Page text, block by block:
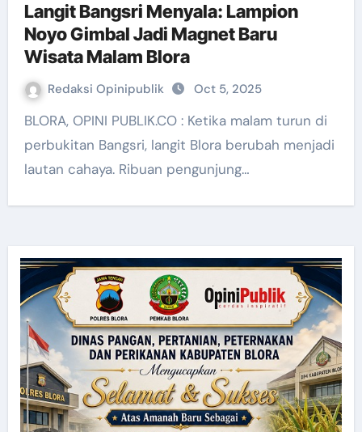
Langit Bangsri Menyala: Lampion
Noyo Gimbal Jadi Magnet Baru
Wisata Malam Blora
Redaksi Opinipublik Oct 5, 2025
BLORA, OPINI PUBLIK.CO : Ketika malam turun di
perbukitan Bangsri, langit Blora berubah menjadi
lautan cahaya. Ribuan pengunjung…